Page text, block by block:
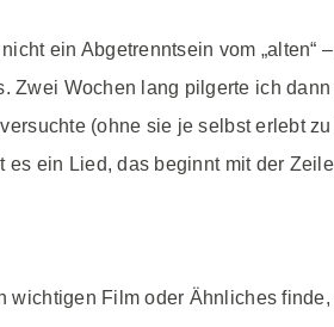
ein Abgetrenntsein vom „alten“
Zwei Wochen lang pilgerte ich
(ohne sie je selbst erlebt
ein Lied, das beginnt mit der
wichtigen Film oder Ähnliches